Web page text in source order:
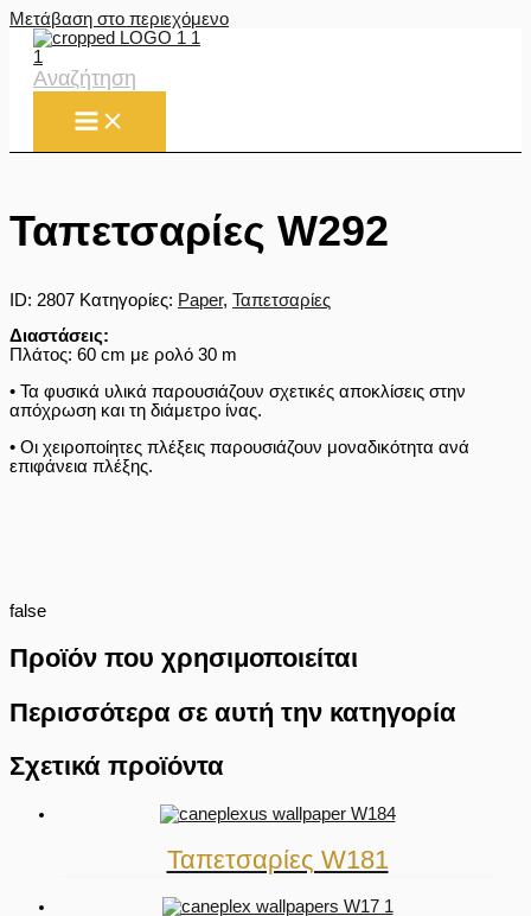
Μετάβαση στο περιεχόμενο
Αναζήτηση
Ταπετσαρίες W292
ID: 2807 Κατηγορίες: Paper, Ταπετσαρίες
Διαστάσεις:
Πλάτος: 60 cm με ρολό 30 m
• Τα φυσικά υλικά παρουσιάζουν σχετικές αποκλίσεις στην
απόχρωση και τη διάμετρο ίνας.
• Οι χειροποίητες πλέξεις παρουσιάζουν μοναδικότητα ανά
επιφάνεια πλέξης.
false
Προϊόν που χρησιμοποιείται
Περισσότερα σε αυτή την κατηγορία
Σχετικά προϊόντα
Ταπετσαρίες W181